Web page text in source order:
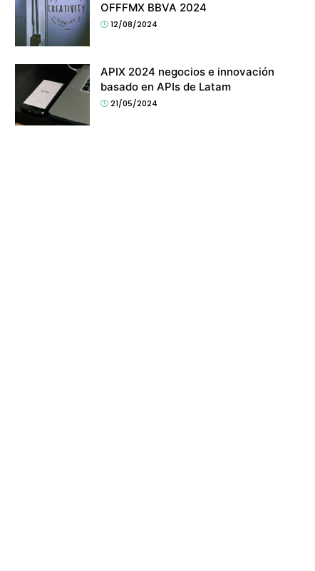
OFFFMX BBVA 2024
12/08/2024
APIX 2024 negocios e innovación
basado en APIs de Latam
21/05/2024